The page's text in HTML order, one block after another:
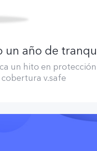
un año de
un hito en
cobertura v.safe